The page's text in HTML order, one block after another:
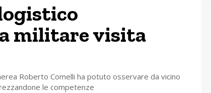
militare visita
Roberto Comelli ha potuto osservare da vicino
le competenze